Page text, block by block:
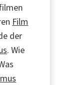
Film
der
. Wie